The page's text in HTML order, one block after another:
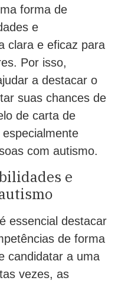
forma de
e
clara e eficaz para
Por isso,
a destacar o
suas chances de
de carta de
com autismo.
e
essencial destacar
de forma
candidatar a uma
vezes, as